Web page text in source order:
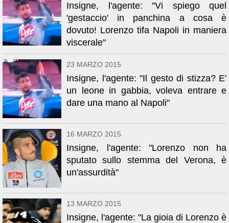
Insigne, l'agente: "Vi spiego quel
'gestaccio' in panchina a cosa è
dovuto! Lorenzo tifa Napoli in maniera
viscerale"
23 MARZO 2015
Insigne, l'agente: "Il gesto di stizza? E'
un leone in gabbia, voleva entrare e
dare una mano al Napoli"
16 MARZO 2015
Insigne, l'agente: "Lorenzo non ha
sputato sullo stemma del Verona, è
un'assurdità"
13 MARZO 2015
Insigne, l'agente: "La gioia di Lorenzo è